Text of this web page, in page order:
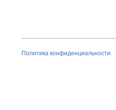
Политика конфиденциальности